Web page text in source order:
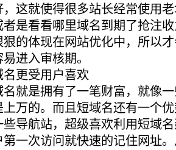
，这就使得很多站长经常使用
是看看哪里域名到期了抢注
狠的体现在网站优化中，所以
进入审核期。
更受用户喜欢
是拥有了一笔财富，就像一
万的。而且短域名还有一个
导航站，超级喜欢利用短域
第一次访问就快速的记住网址